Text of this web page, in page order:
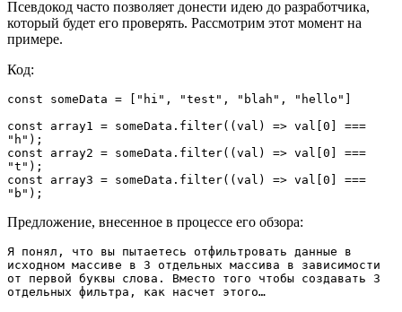
Псевдокод часто позволяет донести идею до разработчика,
который будет его проверять. Рассмотрим этот момент на
примере.
Код:
const someData = ["hi", "test", "blah", "hello"]
const array1 = someData.filter((val) => val[0] ===
"h");
const array2 = someData.filter((val) => val[0] ===
"t");
const array3 = someData.filter((val) => val[0] ===
"b");
Предложение, внесенное в процессе его обзора:
Я понял, что вы пытаетесь отфильтровать данные в
исходном массиве в 3 отдельных массива в зависимости
от первой буквы слова. Вместо того чтобы создавать 3
отдельных фильтра, как насчет этого…